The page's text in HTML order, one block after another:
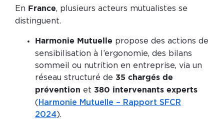
En France, plusieurs acteurs mutualistes se
distinguent.
Harmonie Mutuelle propose des actions de
sensibilisation à l’ergonomie, des bilans
sommeil ou nutrition en entreprise, via un
réseau structuré de 35 chargés de
prévention et 380 intervenants experts
( Harmonie Mutuelle – Rapport SFCR
2024).